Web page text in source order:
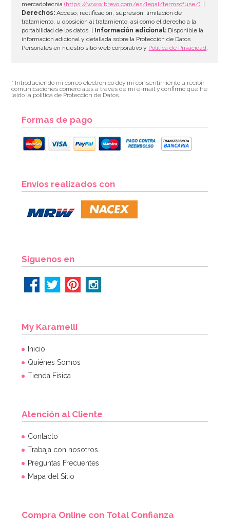
mercadotecnia(https://www.brevo.com/es/legal/termsofuse/). |
Derechos: Acceso, rectificación, supresión, limitación de
tratamiento, u oposición al tratamiento, así como el derecho a la
portabilidad de los datos. |
Información adicional: Disponible la
información adicional y detallada sobre la Protección de Datos
Personales en nuestro sitio web corporativo y Política de Privacidad.
* Introduciendo mi correo electrónico doy mi consentimiento a recibir
comunicaciones comerciales a través de mi e-mail y confirmo que he
leído la política de Protección de Datos.
Formas de pago
Envíos realizados con
Síguenos en
My Karamelli
Inicio
Quiénes Somos
Tienda Física
Atención al Cliente
Contacto
Trabaja con nosotros
Preguntas Frecuentes
Mapa del Sitio
Compra Online con Total Confianza